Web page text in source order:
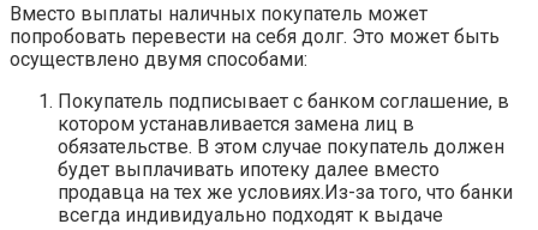
Вместо выплаты наличных покупатель может
попробовать перевести на себя долг. Это может быть
осуществлено двумя способами:
Покупатель подписывает с банком соглашение, в
котором устанавливается замена лиц в
обязательстве. В этом случае покупатель должен
будет выплачивать ипотеку далее вместо
продавца на тех же условиях.Из-за того, что банки
всегда индивидуально подходят к выдаче